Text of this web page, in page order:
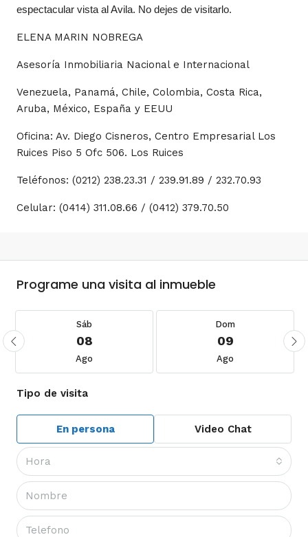
espectacular vista al Avila. No dejes de visitarlo.
ELENA MARIN NOBREGA
Asesoría Inmobiliaria Nacional e Internacional
Venezuela, Panamá, Chile, Colombia, Costa Rica,
Aruba, México, España y EEUU
Oficina: Av. Diego Cisneros, Centro Empresarial Los
Ruices Piso 5 Ofc 506. Los Ruices
Teléfonos: (0212) 238.23.31 / 239.91.89 / 232.70.93
Celular: (0414) 311.08.66 / (0412) 379.70.50
Programe una visita al inmueble
Sáb
08
Ago
Dom
09
Ago
Tipo de visita
En persona Video Chat
Hora